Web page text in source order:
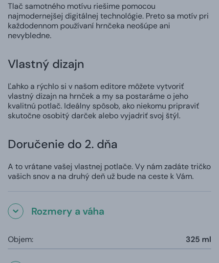
Tlač samotného motívu riešime pomocou
najmodernejšej digitálnej technológie. Preto sa motív pri
každodennom používaní hrnčeka neošúpe ani
nevybledne.
Vlastný dizajn
Ľahko a rýchlo si v našom editore môžete vytvoriť
vlastný dizajn na hrnček a my sa postaráme o jeho
kvalitnú potlač. Ideálny spôsob, ako niekomu pripraviť
skutočne osobitý darček alebo vyjadriť svoj štýl.
Doručenie do 2. dňa
A to vrátane vašej vlastnej potlače. Vy nám zadáte tričko
vašich snov a na druhý deň už bude na ceste k Vám.
Rozmery a váha
Objem: 325 ml